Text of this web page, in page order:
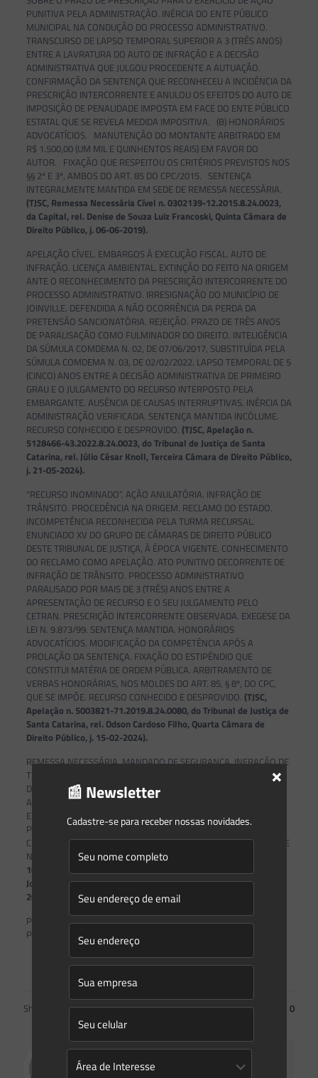
PUNITIVA PELA ADMINISTRAÇÃO. INÉRCIA DO ENTE PÚBLICO
MUNICIPAL NA CONDUÇÃO DO PROCESSO ADMINISTRATIVO.
TRANSCURSO DE LAPSO TEMPORAL SUPERIOR A 3 (TRÊS ANOS)
ENTRE A LAVRATURA DO AUTO DE INFRAÇÃO E A DECISÃO
ADMINISTRATIVA QUE JULGOU PROCEDENTE A AUTUAÇÃO.
CONFIRMAÇÃO DA SENTENÇA QUE RECONHECEU A INCIDÊNCIA DA
PRESCRIÇÃO INTERCORRENTE E ANULOU OS EFEITOS DO AUTO DE
IMPOSIÇÃO DE PENALIDADE IMPOSTA EM FACE DO ENTE PÚBLICO
ESTATAL QUE SE REVELA MEDIDA IMPOSITIVA. (B) HONORÁRIOS
ADVOCATÍCIOS. MANUTENÇÃO DO MONTANTE ARBITRADO EM
R$ 1.500,00 (UM MIL E QUINHENTOS REAIS) EM FAVOR DO
AUTOR. FIXAÇÃO QUE RESPEITOU OS CRITÉRIOS PREVISTOS NOS
§§ 2º E 3º, AMBOS DO ART. 85 DO CPC/2015. SENTENÇA
INTEGRALMENTE MANTIDA EM SEDE DE REMESSA NECESSÁRIA.
(TJSC, Remessa Necessária Cível n. 0302139-12.2015.8.24.0023,
da Capital, rel. Denise de Souza Luiz Francoski, Quinta Câmara de
Direito Público, j. 06-06-2019).
APELAÇÃO CÍVEL. EMBARGOS À EXECUÇÃO FISCAL. AUTO DE
INFRAÇÃO. LICENÇA AMBIENTAL. EXTINÇÃO DO FEITO NA ORIGEM
ANTE O RECONHECIMENTO DA PRESCRIÇÃO INTERCORRENTE DO
PROCESSO ADMINISTRATIVO. IRRESIGNAÇÃO DO MUNICÍPIO DE
JOINVILLE. DEFENDIDA A NÃO OCORRÊNCIA DA PERDA DA
PRETENSÃO SANCIONATÓRIA. REJEIÇÃO. PRAZO DE TRÊS ANOS
DE PARALISAÇÃO COMO FULMINADOR DO DIREITO. INTELIGÊNCIA
DA SÚMULA COMDEMA N. 02, DE 07/06/2017, SUBSTITUÍDA PELA
SÚMULA COMDEMA N. 03, DE 02/02/2022. LAPSO TEMPORAL DE 5
(CINCO) ANOS ENTRE A DECISÃO ADMINISTRATIVA DE PRIMEIRO
GRAU E O JULGAMENTO DO RECURSO INTERPOSTO PELA
EMBARGANTE. AUSÊNCIA DE CAUSAS INTERRUPTIVAS. INÉRCIA DA
ADMINISTRAÇÃO VERIFICADA. SENTENÇA MANTIDA INCÓLUME.
RECURSO CONHECIDO E DESPROVIDO. (TJSC, Apelação n.
5128466-43.2022.8.24.0023, do Tribunal de Justiça de Santa
Catarina, rel. Júlio César Knoll, Terceira Câmara de Direito Público,
j. 21-05-2024).
“RECURSO INOMINADO”. AÇÃO ANULATÓRIA. INFRAÇÃO DE
TRÂNSITO. PROCEDÊNCIA NA ORIGEM. RECLAMO DO ESTADO.
INCOMPETÊNCIA RECONHECIDA PELA TURMA RECURSAL.
ENUNCIADO XV DO GRUPO DE CÂMARAS DE DIREITO PÚBLICO
DESTE TRIBUNAL DE JUSTIÇA, À ÉPOCA VIGENTE. CONHECIMENTO
DO RECLAMO COMO APELAÇÃO. ATO PUNITIVO DECORRENTE DE
INFRAÇÃO DE TRÂNSITO. PROCESSO ADMINISTRATIVO
PARALISADO POR MAIS DE 3 (TRÊS) ANOS ENTRE A
APRESENTAÇÃO DE RECURSO E O SEU JULGAMENTO PELO
CETRAN. PRESCRIÇÃO INTERCORRENTE OBSERVADA. EXEGESE DA
LEI N. 9.873/99. SENTENÇA MANTIDA. HONORÁRIOS
ADVOCATÍCIOS. MODIFICAÇÃO DA COMPETÊNCIA APÓS A
PROLAÇÃO DA SENTENÇA. FIXAÇÃO DO ESTIPÊNDIO QUE
CONSTITUI MATÉRIA DE ORDEM PÚBLICA. ARBITRAMENTO DE
VERBAS HONORÁRIAS, NOS MOLDES DO ART. 85, § 8º, DO CPC,
QUE SE IMPÕE. RECURSO CONHECIDO E DESPROVIDO. (TJSC,
Apelação n. 5003821-71.2019.8.24.0080, do Tribunal de Justiça de
Santa Catarina, rel. Odson Cardoso Filho, Quarta Câmara de
Direito Público, j. 15-02-2024).
REMESSA NECESSÁRIA. MANDADO DE SEGURANÇA. INFRAÇÃO DE
TRÂNSITO. ORDEM CONCEDIDA NA ORIGEM. ATO PUNITIVO
DECORRENTE DE INFRAÇÃO DE TRÂNSITO. PROCESSO
ADMINISTRATIVO PARALISADO POR MAIS DE 3 (TRÊS) ANOS
ENTRE A APRESENTAÇÃO DE DEFESA E O SEU JULGAMENTO.
PRESCRIÇÃO INTERCORRENTE OBSERVADA. DIREITO LÍQUIDO E
CERTO EVIDENCIADO. SENTENÇA MANTIDA EM SEDE DE REEXAME
NECESSÁRIO.(TJSC, Remessa Necessária Cível n. 5014318-
10.2021.8.24.0005, do Tribunal de Justiça de Santa Catarina, rel.
Jorge Luiz de Borba, Primeira Câmara de Direito Público, j. 24-10-
2023).
Publicado em: 28/04/2025
Por:
Caio Henrique Bocchini
Facebook Comments
Share 0
Caio Henrique Bocchini
📰 Newsletter
Cadastre-se para receber nossas novidades.
×